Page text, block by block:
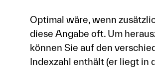
Optimal wäre, wenn
diese Angabe oft. Um
können Sie auf den
Indexzahl enthält (er liegt in